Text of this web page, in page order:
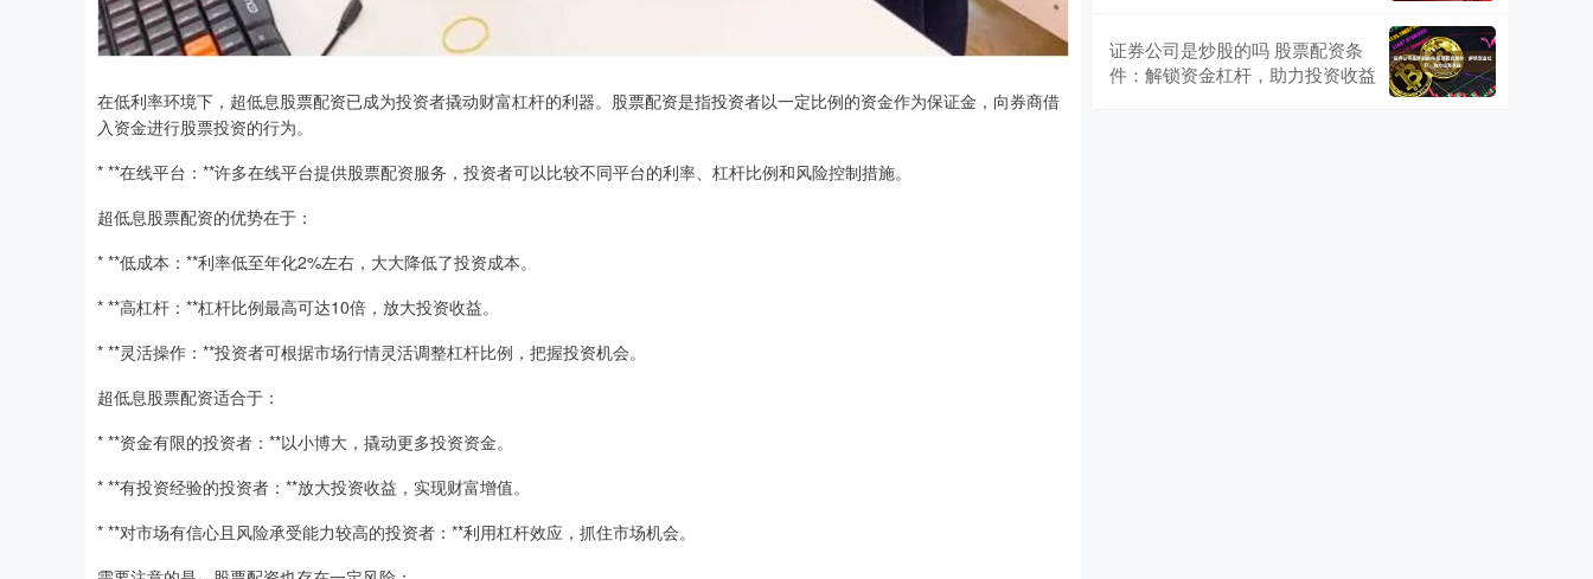
在低利率环境下，超低息股票配资已成为投资者撬动财富杠杆的利器。股票配资是指投资者以一定比例的资金作为保证金，向券商借
入资金进行股票投资的行为。
* **在线平台：**许多在线平台提供股票配资服务，投资者可以比较不同平台的利率、杠杆比例和风险控制措施。
超低息股票配资的优势在于：
* **低成本：**利率低至年化2%左右，大大降低了投资成本。
* **高杠杆：**杠杆比例最高可达10倍，放大投资收益。
* **灵活操作：**投资者可根据市场行情灵活调整杠杆比例，把握投资机会。
超低息股票配资适合于：
* **资金有限的投资者：**以小博大，撬动更多投资资金。
* **有投资经验的投资者：**放大投资收益，实现财富增值。
* **对市场有信心且风险承受能力较高的投资者：**利用杠杆效应，抓住市场机会。
证券公司是炒股的吗 股票配资条
件：解锁资金杠杆，助力投资收益